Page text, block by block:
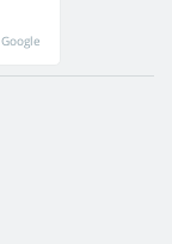
Google